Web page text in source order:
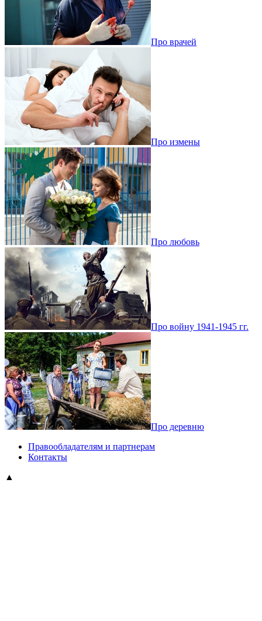
Про врачей
Про измены
Про любовь
Про войну 1941-1945 гг.
Про деревню
Правообладателям и партнерам
Контакты
▲